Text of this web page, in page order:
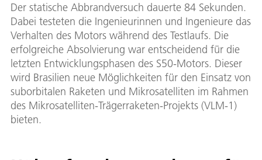
Der statische Abbrandversuch dauerte 84 Sekunden.
Dabei testeten die Ingenieurinnen und Ingenieure das
Verhalten des Motors während des Testlaufs. Die
erfolgreiche Absolvierung war entscheidend für die
letzten Entwicklungsphasen des S50-Motors. Dieser
wird Brasilien neue Möglichkeiten für den Einsatz von
suborbitalen Raketen und Mikrosatelliten im Rahmen
des Mikrosatelliten-Trägerraketen-Projekts (VLM-1)
bieten.